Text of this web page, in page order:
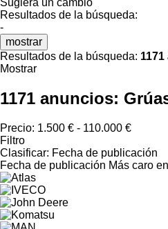
Resultados de la búsqueda:
-
mostrar
Resultados de la búsqueda:
Mostrar
1171 anuncios:
Precio: 1.500 € - 110.000 €
Filtro
Clasificar: Fecha de publicación
Fecha de publicación Más caro